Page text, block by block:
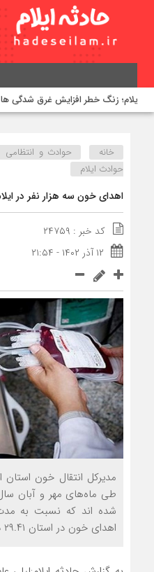
ایلام؛ زنگ خطر افزایش غرق شدگی ها
خانه حوادث و انتظامی
حوادث ایلام
اهدای خون سه هزار نفر در
کد خبر : ۲۴۷۵۹
۱۲ آذر ۱۴۰۲ - ۲۱:۵۴
طی ماه‌های مهر و آبان
شده اند که نسبت به
اهدای خون در استان ۲۹.۴۱ درصد افزایش یافته است.